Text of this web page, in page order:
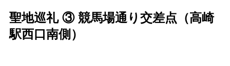
聖地巡礼 ③ 競馬場通り交差点（高崎
駅西口南側）